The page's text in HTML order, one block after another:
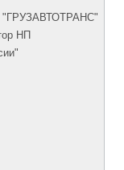
"ГРУЗАВТОТРАНС"
НП